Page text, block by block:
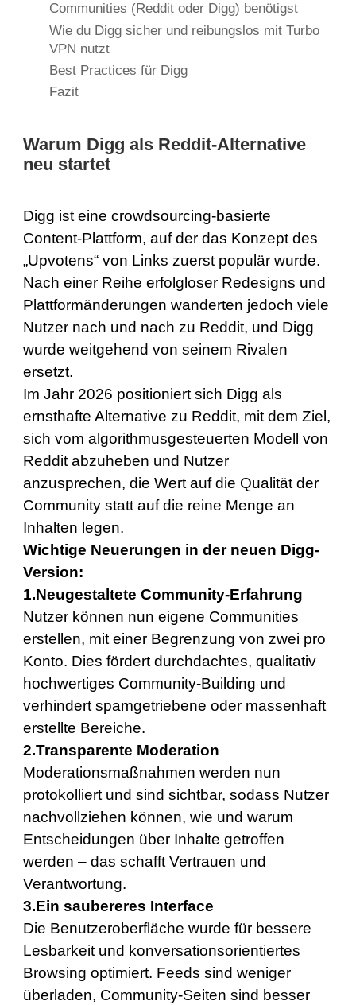
Communities (Reddit oder Digg) benötigst
Wie du Digg sicher und reibungslos mit Turbo
VPN nutzt
Best Practices für Digg
Fazit
Warum Digg als Reddit-Alternative
neu startet
Digg ist eine crowdsourcing-basierte
Content-Plattform, auf der das Konzept des
„Upvotens“ von Links zuerst populär wurde.
Nach einer Reihe erfolgloser Redesigns und
Plattformänderungen wanderten jedoch viele
Nutzer nach und nach zu Reddit, und Digg
wurde weitgehend von seinem Rivalen
ersetzt.
Im Jahr 2026 positioniert sich Digg als
ernsthafte Alternative zu Reddit, mit dem Ziel,
sich vom algorithmusgesteuerten Modell von
Reddit abzuheben und Nutzer
anzusprechen, die Wert auf die Qualität der
Community statt auf die reine Menge an
Inhalten legen.
Wichtige Neuerungen in der neuen Digg-
Version:
1.Neugestaltete Community-Erfahrung
Nutzer können nun eigene Communities
erstellen, mit einer Begrenzung von zwei pro
Konto. Dies fördert durchdachtes, qualitativ
hochwertiges Community-Building und
verhindert spamgetriebene oder massenhaft
erstellte Bereiche.
2.Transparente Moderation
Moderationsmaßnahmen werden nun
protokolliert und sind sichtbar, sodass Nutzer
nachvollziehen können, wie und warum
Entscheidungen über Inhalte getroffen
werden – das schafft Vertrauen und
Verantwortung.
3.Ein saubereres Interface
Die Benutzeroberfläche wurde für bessere
Lesbarkeit und konversationsorientiertes
Browsing optimiert. Feeds sind weniger
überladen, Community-Seiten sind besser